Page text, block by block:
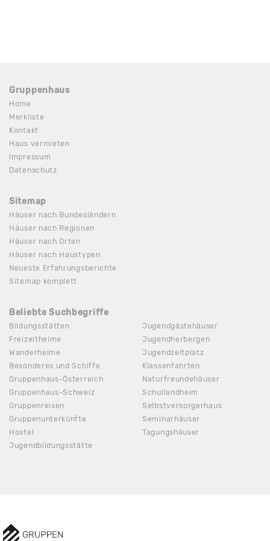
Gruppenhaus
Home
Merkliste
Kontakt
Haus vermieten
Impressum
Datenschutz
Sitemap
Häuser nach Bundesländern
Häuser nach Regionen
Häuser nach Orten
Häuser nach Haustypen
Neueste Erfahrungsberichte
Sitemap komplett
Beliebte Suchbegriffe
Bildungsstätten
Freizeitheime
Wanderheime
Besonderes und Schiffe
Gruppenhaus-Österreich
Gruppenhaus-Schweiz
Gruppenreisen
Gruppenunterkünfte
Hostel
Jugendbildungsstätte
Jugendgästehäuser
Jugendherbergen
Jugendzeltplatz
Klassenfahrten
Naturfreundehäuser
Schullandheim
Selbstversorgerhaus
Seminarhäuser
Tagungshäuser